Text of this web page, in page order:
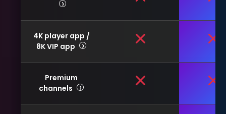
4K player app /
8K VIP app
Premium
channels